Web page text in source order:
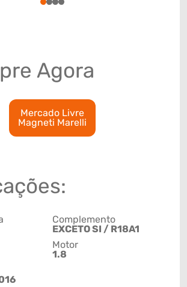
1234
Agora
Mercado Livre
Magneti Marelli
Complemento
EXCETO SI / R18A1
Motor
1.8